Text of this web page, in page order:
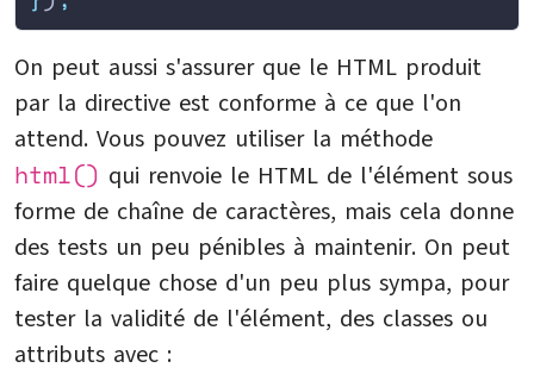
On peut aussi s'assurer que le HTML produit
par la directive est conforme à ce que l'on
attend. Vous pouvez utiliser la méthode
html() qui renvoie le HTML de l'élément sous
forme de chaîne de caractères, mais cela donne
des tests un peu pénibles à maintenir. On peut
faire quelque chose d'un peu plus sympa, pour
tester la validité de l'élément, des classes ou
attributs avec :